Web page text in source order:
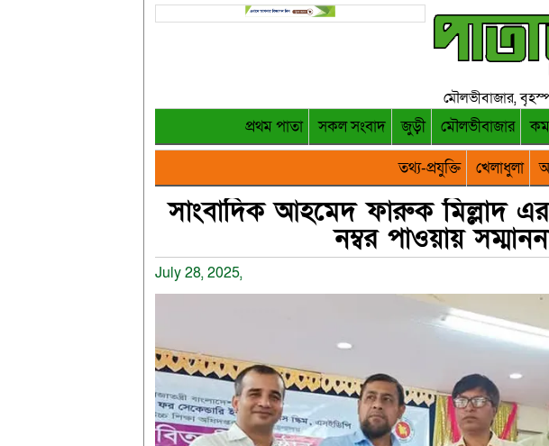
মৌলভীবাজার,
প্রথম পাতা সকল সংবাদ জুড়ী মৌলভীবাজার
তথ্য-প্রযুক্তি
খেলাধুলা
সাংবাদিক আহমেদ ফারুক মিল্লাদ এর
নম্বর পাওয়ায়
July 28, 2025,